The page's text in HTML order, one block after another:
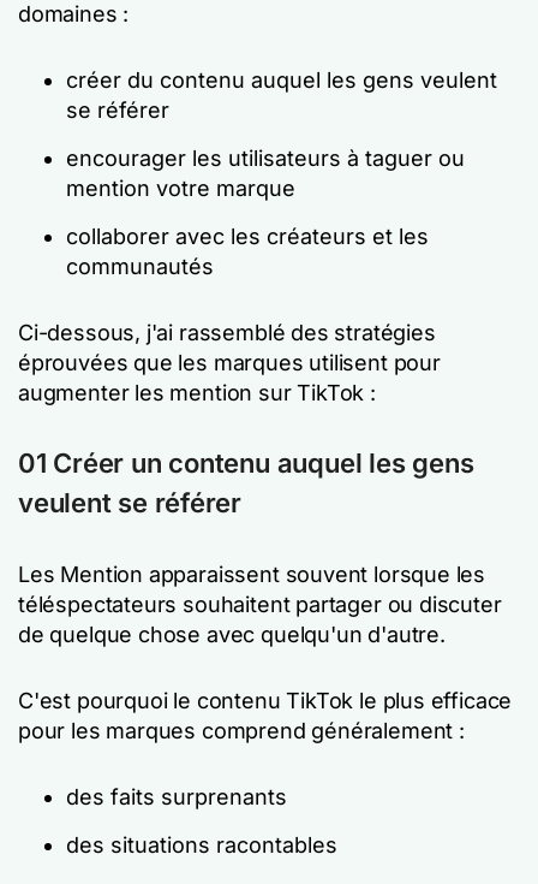
domaines :
créer du contenu auquel les gens veulent
se référer
encourager les utilisateurs à taguer ou
mention votre marque
collaborer avec les créateurs et les
communautés
Ci-dessous, j'ai rassemblé des stratégies
éprouvées que les marques utilisent pour
augmenter les mention sur TikTok :
01 Créer un contenu auquel les gens
veulent se référer
Les Mention apparaissent souvent lorsque les
téléspectateurs souhaitent partager ou discuter
de quelque chose avec quelqu'un d'autre.
C'est pourquoi le contenu TikTok le plus efficace
pour les marques comprend généralement :
des faits surprenants
des situations racontables